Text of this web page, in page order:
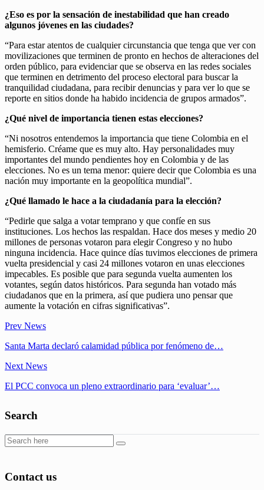
¿Eso es por la sensación de inestabilidad que han creado
algunos jóvenes en las ciudades?
“Para estar atentos de cualquier circunstancia que tenga que ver con
movilizaciones que terminen de pronto en hechos de alteraciones del
orden público, para evidenciar que se observa en las redes sociales
que terminen en detrimento del proceso electoral para buscar la
tranquilidad ciudadana, para recibir denuncias y para ver lo que se
reporte en sitios donde ha habido incidencia de grupos armados”.
¿Qué nivel de importancia tienen estas elecciones?
“Ni nosotros entendemos la importancia que tiene Colombia en el
hemisferio. Créame que es muy alto. Hay personalidades muy
importantes del mundo pendientes hoy en Colombia y de las
elecciones. No es un tema menor: quiere decir que Colombia es una
nación muy importante en la geopolítica mundial”.
¿Qué llamado le hace a la ciudadanía para la elección?
“Pedirle que salga a votar temprano y que confíe en sus
instituciones. Los hechos las respaldan. Hace dos meses y medio 20
millones de personas votaron para elegir Congreso y no hubo
ninguna incidencia. Hace quince días tuvimos elecciones de primera
vuelta presidencial y casi 24 millones votaron en unas elecciones
impecables. Es posible que para segunda vuelta aumenten los
votantes, según datos históricos. Para segunda han votado más
ciudadanos que en la primera, así que pudiera uno pensar que
aumente la votación en cifras significativas”.
Prev News
Santa Marta declaró calamidad pública por fenómeno de…
Next News
El PCC convoca un pleno extraordinario para ‘evaluar’…
Search
Contact us